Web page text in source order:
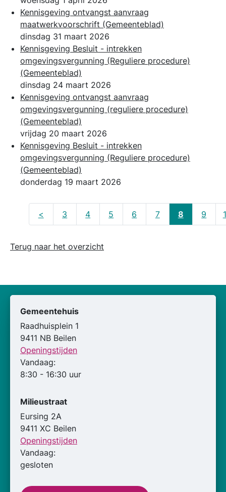
Kennisgeving ontvangst aanvraag
maatwerkvoorschrift (Gemeenteblad)
dinsdag 31 maart 2026
Kennisgeving Besluit - intrekken
omgevingsvergunning (Reguliere procedure)
(Gemeenteblad)
dinsdag 24 maart 2026
Kennisgeving ontvangst aanvraag
omgevingsvergunning (reguliere procedure)
(Gemeenteblad)
vrijdag 20 maart 2026
Kennisgeving Besluit - intrekken
omgevingsvergunning (Reguliere procedure)
(Gemeenteblad)
donderdag 19 maart 2026
< 3 4 5 6 7 8 9
Terug naar het overzicht
Gemeentehuis
Raadhuisplein 1
9411 NB Beilen
Openingstijden
Vandaag:
8:30 - 16:30 uur
Milieustraat
Eursing 2A
9411 XC Beilen
Openingstijden
Vandaag:
gesloten